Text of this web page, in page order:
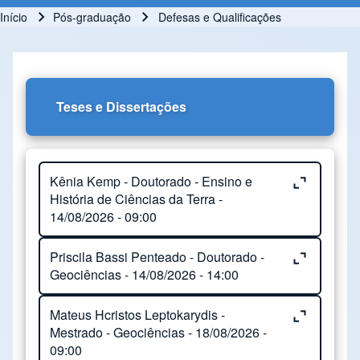
Início Pós-graduação Defesas e Qualificações
Teses e Dissertações
Kênia Kemp - Doutorado - Ensino e
História de Ciências da Terra -
14/08/2026 - 09:00
Close or Open tab vvja-pane-18189728-1-pane
Orientação:Ronaldo Barbosa
Local:Sala 351/352 do IG
Título do trabalho:Os Museus E Centros
De Ciências Como Instituições Educativas E
Priscila Bassi Penteado - Doutorado -
Geociências - 14/08/2026 - 14:00
Close or Open tab vvja-pane-18189728-2-pane
Orientação:Alfredo Borges De Campos
Coorientação:
Mateus Hcristos Leptokarydis -
Mestrado - Geociências - 18/08/2026 -
09:00
Close or Open tab vvja-pane-18189728-3-pane